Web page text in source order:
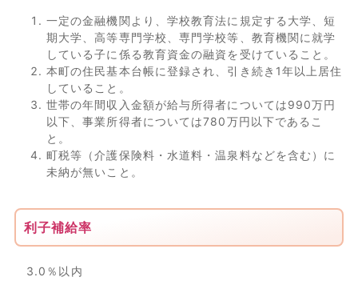
一定の金融機関より、学校教育法に規定する大学、短
期大学、高等専門学校、専門学校等、教育機関に就学
している子に係る教育資金の融資を受けていること。
本町の住民基本台帳に登録され、引き続き1年以上居住
していること。
世帯の年間収入金額が給与所得者については990万円
以下、事業所得者については780万円以下であるこ
と。
町税等（介護保険料・水道料・温泉料などを含む）に
未納が無いこと。
利子補給率
3.0％以内